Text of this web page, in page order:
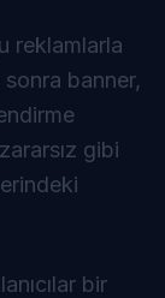
reklamlarla
banner,
gibi
bir